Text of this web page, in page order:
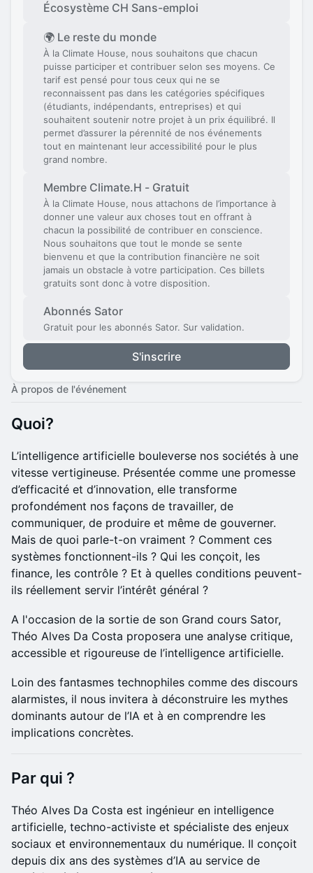
Écosystème CH Sans-emploi
🌍 Le reste du monde
À la Climate House, nous souhaitons que chacun
puisse participer et contribuer selon ses moyens. Ce
tarif est pensé pour tous ceux qui ne se
reconnaissent pas dans les catégories spécifiques
(étudiants, indépendants, entreprises) et qui
souhaitent soutenir notre projet à un prix équilibré. Il
permet d’assurer la pérennité de nos événements
tout en maintenant leur accessibilité pour le plus
grand nombre.
Membre Climate.H - Gratuit
À la Climate House, nous attachons de l’importance à
donner une valeur aux choses tout en offrant à
chacun la possibilité de contribuer en conscience.
Nous souhaitons que tout le monde se sente
bienvenu et que la contribution financière ne soit
jamais un obstacle à votre participation. Ces billets
gratuits sont donc à votre disposition.
Abonnés Sator
Gratuit pour les abonnés Sator. Sur validation.
S'inscrire
À propos de l'événement
​Quoi?
L’intelligence artificielle bouleverse nos sociétés à une
vitesse vertigineuse. Présentée comme une promesse
d’efficacité et d’innovation, elle transforme
profondément nos façons de travailler, de
communiquer, de produire et même de gouverner.
Mais de quoi parle-t-on vraiment ? Comment ces
systèmes fonctionnent-ils ? Qui les conçoit, les
finance, les contrôle ? Et à quelles conditions peuvent-
ils réellement servir l’intérêt général ?
A l'occasion de la sortie de son Grand cours Sator,
Théo Alves Da Costa proposera une analyse critique,
accessible et rigoureuse de l’intelligence artificielle.
Loin des fantasmes technophiles comme des discours
alarmistes, il nous invitera à déconstruire les mythes
dominants autour de l’IA et à en comprendre les
implications concrètes.
​Par qui ?
Théo Alves Da Costa est ingénieur en intelligence
artificielle, techno-activiste et spécialiste des enjeux
sociaux et environnementaux du numérique. Il conçoit
depuis dix ans des systèmes d’IA au service de